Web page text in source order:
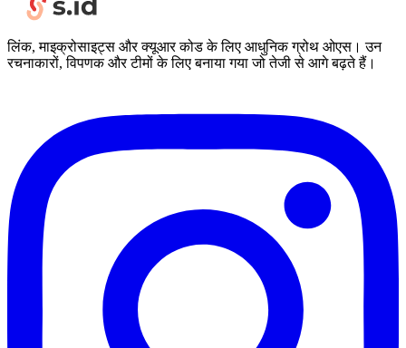
लिंक, माइक्रोसाइट्स और क्यूआर कोड के लिए आधुनिक ग्रोथ ओएस। उन
रचनाकारों, विपणक और टीमों के लिए बनाया गया जो तेजी से आगे बढ़ते हैं।